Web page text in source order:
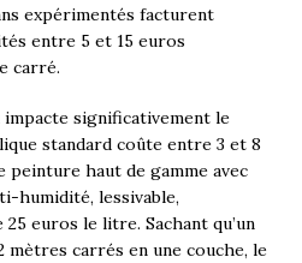
expérimentés facturent
entre 5 et 15 euros
carré.
significativement le
standard coûte entre 3 et 8
peinture haut de gamme avec
humidité, lessivable,
euros le litre. Sachant qu’un
mètres carrés en une couche, le